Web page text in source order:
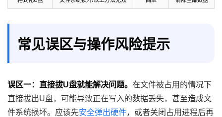
常见误区与操作风险提示
误区一：直接拔U盘就能解决问题。 在文件被占用的情况下
直接拔出U盘，可能导致正在写入的数据丢失，甚至造成文
件系统损坏。应该先安全弹出硬件，或者关闭占用进程后再